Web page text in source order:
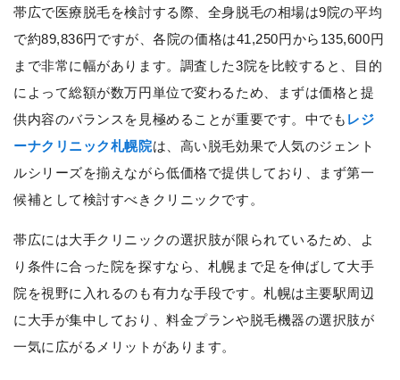
帯広で医療脱毛を検討する際、全身脱毛の相場は9院の平均
で約89,836円ですが、各院の価格は41,250円から135,600円
まで非常に幅があります。調査した3院を比較すると、目的
によって総額が数万円単位で変わるため、まずは価格と提
供内容のバランスを見極めることが重要です。中でも レジ
ーナクリニック札幌院は、高い脱毛効果で人気のジェント
ルシリーズを揃えながら低価格で提供しており、まず第一
候補として検討すべきクリニックです。
帯広には大手クリニックの選択肢が限られているため、よ
り条件に合った院を探すなら、札幌まで足を伸ばして大手
院を視野に入れるのも有力な手段です。札幌は主要駅周辺
に大手が集中しており、料金プランや脱毛機器の選択肢が
一気に広がるメリットがあります。